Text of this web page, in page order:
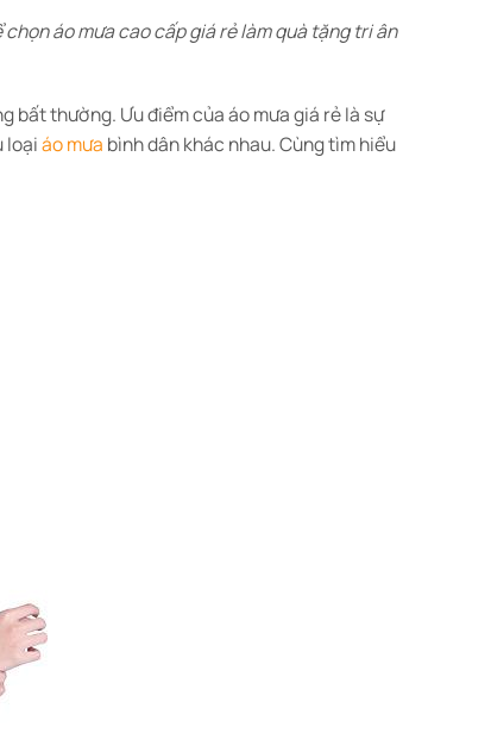
áo mưa cao cấp giá rẻ làm quà tặng tri ân
bất thường. Ưu điểm của áo mưa giá rẻ là sự
loạiáo mưa bình dân khác nhau. Cùng tìm hiểu